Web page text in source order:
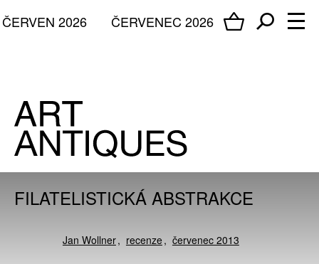
ČERVENEC 2026
ČERVEN 2026
FILATELISTICKÁ ABSTRAKCE
Jan Wollner recenze červenec 2013